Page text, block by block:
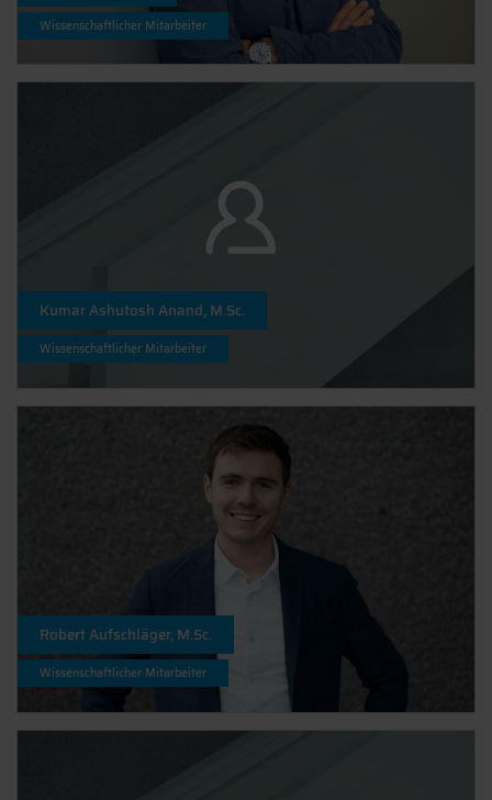
Wissenschaftlicher Mitarbeiter
Kumar Ashutosh Anand, M.Sc.
Wissenschaftlicher Mitarbeiter
Robert Aufschläger, M.Sc.
Wissenschaftlicher Mitarbeiter